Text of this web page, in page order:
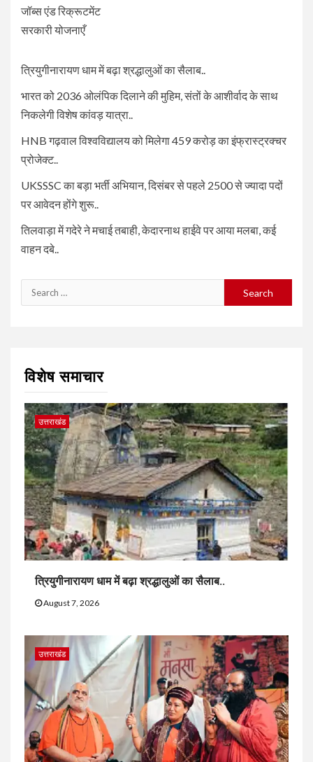
जॉब्स एंड रिक्रूटमेंट
सरकारी योजनाएँ
त्रियुगीनारायण धाम में बढ़ा श्रद्धालुओं का सैलाब..
भारत को 2036 ओलंपिक दिलाने की मुहिम, संतों के आशीर्वाद के साथ
निकलेगी विशेष कांवड़ यात्रा..
HNB गढ़वाल विश्वविद्यालय को मिलेगा 459 करोड़ का इंफ्रास्ट्रक्चर
प्रोजेक्ट..
UKSSSC का बड़ा भर्ती अभियान, दिसंबर से पहले 2500 से ज्यादा पदों
पर आवेदन होंगे शुरू..
तिलवाड़ा में गदेरे ने मचाई तबाही, केदारनाथ हाईवे पर आया मलबा, कई
वाहन दबे..
Search
for:
विशेष समाचार
उत्तराखंड
त्रियुगीनारायण धाम में बढ़ा श्रद्धालुओं का सैलाब..
August 7, 2026
उत्तराखंड